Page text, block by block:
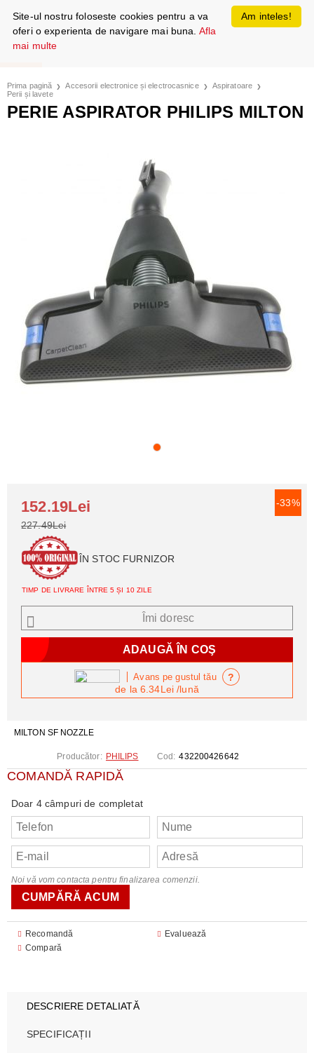
Prima pagină Accesorii electronice și electrocasnice
Aspiratoare
Perii și lavete
PERIE ASPIRATOR PHILIPS MILTON
MILTON SF NOZZLE
Producător: PHILIPS Cod: 432200426642
COMANDĂ RAPIDĂ
Doar 4 câmpuri de completat
Noi vă vom contacta pentru finalizarea comenzii.
Recomandă
Evaluează
Compară
-33%
152.19Lei
227.49Lei
ÎN STOC FURNIZOR
TIMP DE LIVRARE ÎNTRE 5 ȘI 10 ZILE
Îmi doresc
de la 6.34Lei/lună
Avans pe gustul tău ?
DESCRIERE DETALIATĂ
SPECIFICAȚII
Am inteles!
Site-ul nostru foloseste cookies pentru a va
oferi o experienta de navigare mai buna. Afla
mai multe